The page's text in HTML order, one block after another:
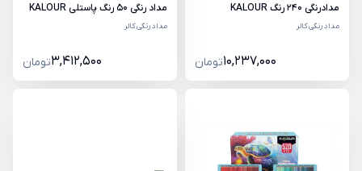
مدادرنگی 240 رنگ KALOUR
مداد رنگی کالر
10,237,000تومان
مداد رنگی 50 رنگ پاستلی KALOUR
مداد رنگی کالر
3,412,500تومان